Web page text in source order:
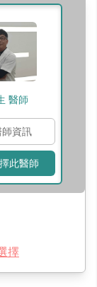
醫師
資訊
此醫師
擇